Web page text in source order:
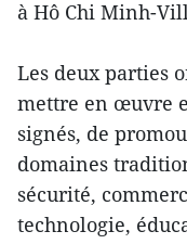
à Hô Chi Minh-
Les deux parties
mettre en œuvre
signés, de
domaines
sécurité,
technologie,